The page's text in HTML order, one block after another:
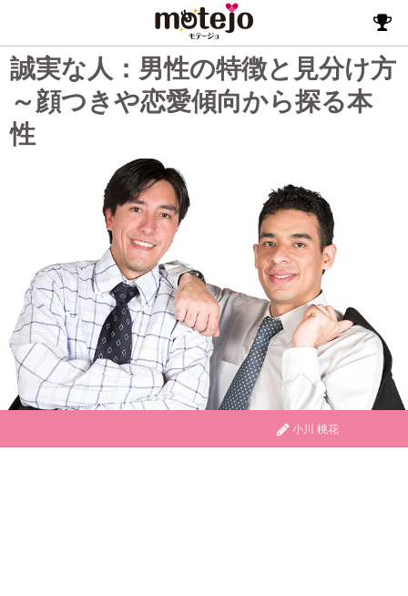
誠実な人：男性の特徴と見分け方
～顔つきや恋愛傾向から探る本
性
小川 桃花